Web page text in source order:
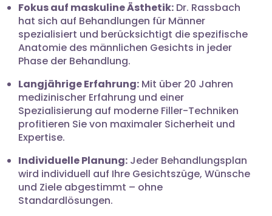
Fokus auf maskuline Ästhetik: Dr. Rassbach
hat sich auf Behandlungen für Männer
spezialisiert und berücksichtigt die spezifische
Anatomie des männlichen Gesichts in jeder
Phase der Behandlung.
Langjährige Erfahrung: Mit über 20 Jahren
medizinischer Erfahrung und einer
Spezialisierung auf moderne Filler-Techniken
profitieren Sie von maximaler Sicherheit und
Expertise.
Individuelle Planung: Jeder Behandlungsplan
wird individuell auf Ihre Gesichtszüge, Wünsche
und Ziele abgestimmt – ohne
Standardlösungen.